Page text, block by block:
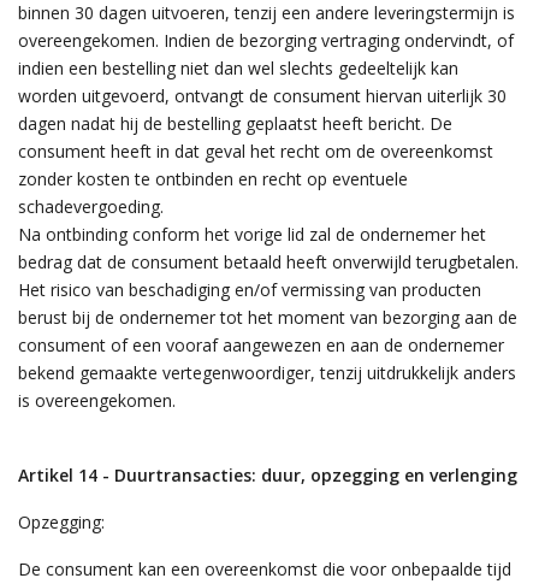
binnen 30 dagen uitvoeren, tenzij een andere leveringstermijn is
overeengekomen. Indien de bezorging vertraging ondervindt, of
indien een bestelling niet dan wel slechts gedeeltelijk kan
worden uitgevoerd, ontvangt de consument hiervan uiterlijk 30
dagen nadat hij de bestelling geplaatst heeft bericht. De
consument heeft in dat geval het recht om de overeenkomst
zonder kosten te ontbinden en recht op eventuele
schadevergoeding.
Na ontbinding conform het vorige lid zal de ondernemer het
bedrag dat de consument betaald heeft onverwijld terugbetalen.
Het risico van beschadiging en/of vermissing van producten
berust bij de ondernemer tot het moment van bezorging aan de
consument of een vooraf aangewezen en aan de ondernemer
bekend gemaakte vertegenwoordiger, tenzij uitdrukkelijk anders
is overeengekomen.
Artikel 14 - Duurtransacties: duur, opzegging en verlenging
Opzegging:
De consument kan een overeenkomst die voor onbepaalde tijd